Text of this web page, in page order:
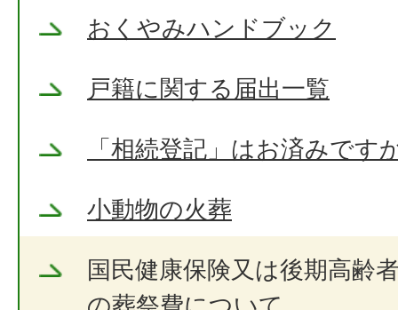
おくやみハンドブック
戸籍に関する届出一覧
「相続登記」はお済みです
小動物の火葬
国民健康保険又は後期高齢